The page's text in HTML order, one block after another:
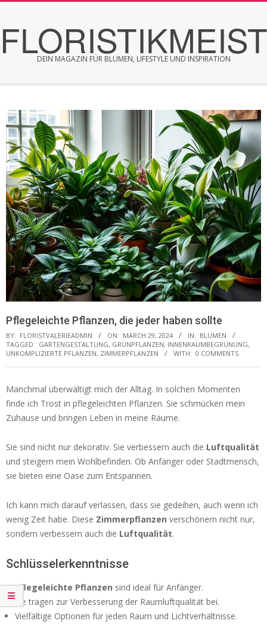
content
DEIN MAGAZIN FÜR BLUMEN, LIFESTYLE UND INSPIRATION
Menu
Pflegeleichte Pflanzen, die jeder haben sollte
BY: FLORISTVALERIEADMIN ON: MARCH 29, 2024 IN: BLUMEN
TAGGED: GARTENGESTALTUNG, GRÜNPFLANZEN, INNENRAUMBEGRÜNUNG,
UNKOMPLIZIERTE PFLANZEN, ZIMMERPFLANZEN WITH: 0 COMMENTS
Manchmal überwältigt mich der Alltag. In solchen Momenten
finde ich Trost in pflegeleichten Pflanzen. Sie schmücken mein
Zuhause und bringen Leben in meine Räume.
Sie sind nicht nur dekorativ. Sie verbessern auch die Luftqualität
und steigern mein Wohlbefinden. Ob Anfänger oder Stadtmensch,
sie bieten eine Oase zum Entspannen.
Ich kann mich darauf verlassen, dass sie gedeihen, auch wenn ich
wenig Zeit habe. Diese Zimmerpflanzen verschönern nicht nur,
sondern verbessern auch die Luftqualität.
Schlüsselerkenntnisse
Pflegeleichte Pflanzen sind ideal für Anfänger.
Sie tragen zur Verbesserung der Raumluftqualität bei.
Vielfältige Optionen für jeden Raum und Lichtverhältnisse.